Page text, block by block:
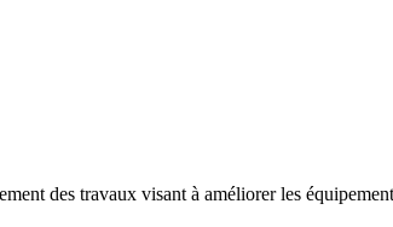
des travaux visant à améliorer les